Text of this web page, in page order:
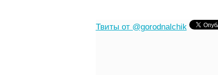
Твиты от @gorodnalchik